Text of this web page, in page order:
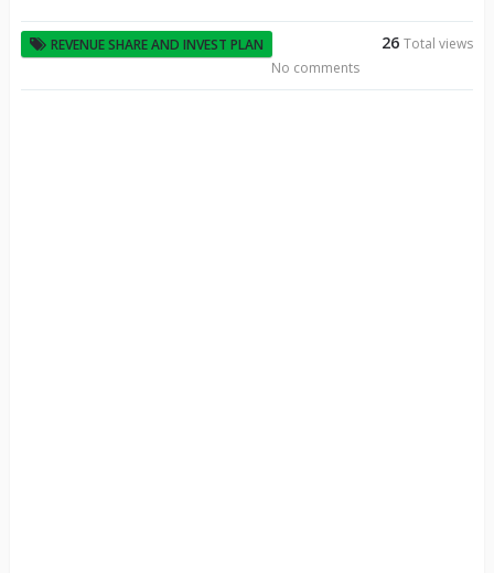
REVENUE SHARE AND INVEST PLAN 26Total views
No comments